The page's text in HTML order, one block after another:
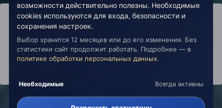
IPS ThemebyIPSFocus
Политика конфиденциальности
Обратная связь
Настройки cookies
copyright © 2026 Живая Эзотерика
возможности действительно полезны. Необходимые
cookies используются для входа, безопасности и
сохранения настроек.
Выбор хранится 12 месяцев или до его изменения. Без
статистики сайт продолжит работать. Подробнее — в
политике обработки персональных данных.
Необходимые Всегда активны